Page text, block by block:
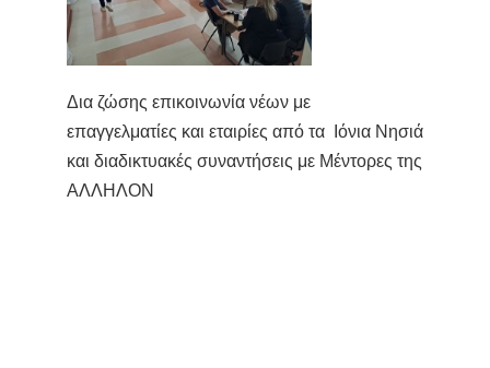
Δια ζώσης επικοινωνία νέων με
επαγγελματίες και εταιρίες από τα Ιόνια Νησιά
και διαδικτυακές συναντήσεις με Μέντορες της
ΑΛΛΗΛΟΝ